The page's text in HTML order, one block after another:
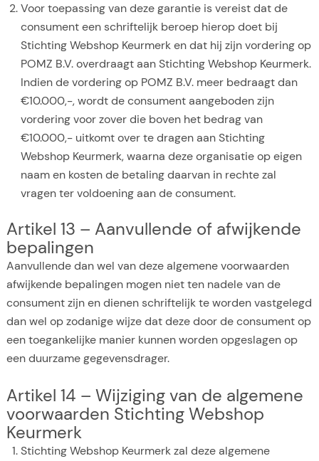
Voor toepassing van deze garantie is vereist dat de
consument een schriftelijk beroep hierop doet bij
Stichting Webshop Keurmerk en dat hij zijn vordering op
POMZ B.V. overdraagt aan Stichting Webshop Keurmerk.
Indien de vordering op POMZ B.V. meer bedraagt dan
€10.000,-, wordt de consument aangeboden zijn
vordering voor zover die boven het bedrag van
€10.000,- uitkomt over te dragen aan Stichting
Webshop Keurmerk, waarna deze organisatie op eigen
naam en kosten de betaling daarvan in rechte zal
vragen ter voldoening aan de consument.
Artikel 13 – Aanvullende of afwijkende
bepalingen
Aanvullende dan wel van deze algemene voorwaarden
afwijkende bepalingen mogen niet ten nadele van de
consument zijn en dienen schriftelijk te worden vastgelegd
dan wel op zodanige wijze dat deze door de consument op
een toegankelijke manier kunnen worden opgeslagen op
een duurzame gegevensdrager.
Artikel 14 – Wijziging van de algemene
voorwaarden Stichting Webshop
Keurmerk
Stichting Webshop Keurmerk zal deze algemene